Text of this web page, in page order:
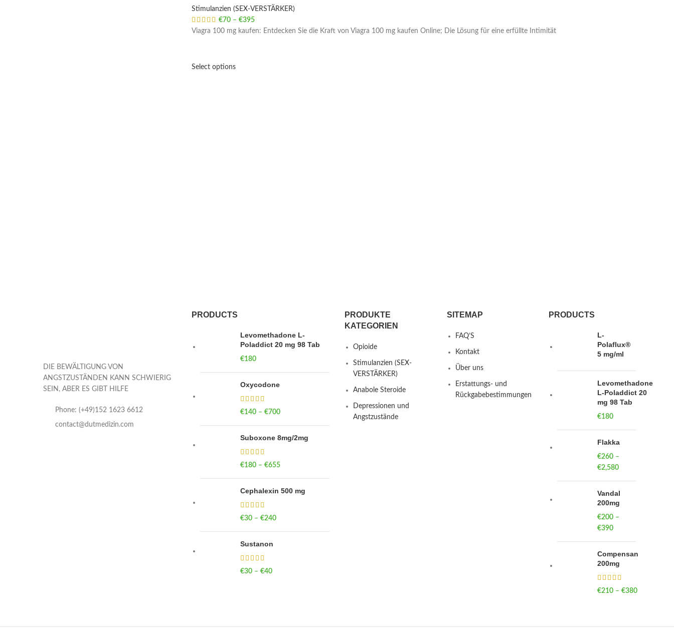
Stimulanzien (SEX-VERSTÄRKER)
€70 – €395Price range: €70 through €395
Viagra 100 mg kaufen: Entdecken Sie die Kraft von Viagra 100 mg kaufen Online; Die Lösung für eine erfüllte Intimität
Select options
DIE BEWÄLTIGUNG VON
ANGSTZUSTÄNDEN KANN SCHWIERIG
SEIN, ABER ES GIBT HILFE
Phone: (+49)152 1623 6612
contact@dutmedizin.com
PRODUCTS
Levomethadone L-
Poladdict 20 mg 98 Tab
€180
Oxycodone
€140 – €700Price range: €140
Suboxone 8mg/2mg
€180 – €655Price range: €180
Cephalexin 500 mg
€30 – €240Price range: €30
Sustanon
€30 – €40Price range: €30
PRODUKTE
KATEGORIEN
Opioide
Stimulanzien (SEX-
VERSTÄRKER)
Anabole Steroide
Depressionen und
Angstzustände
SITEMAP
FAQ’S
Kontakt
Über uns
Erstattungs- und
Rückgabebestimmungen
PRODUCTS
L-
Polaflux®
5 mg/ml
Levomethadone
L-Poladdict 20
mg 98 Tab
€180
Flakka
€260 –
€2,580
€260
through
Vandal
200mg
€200 –
€390
through
Compensan
200mg
€210 – €380